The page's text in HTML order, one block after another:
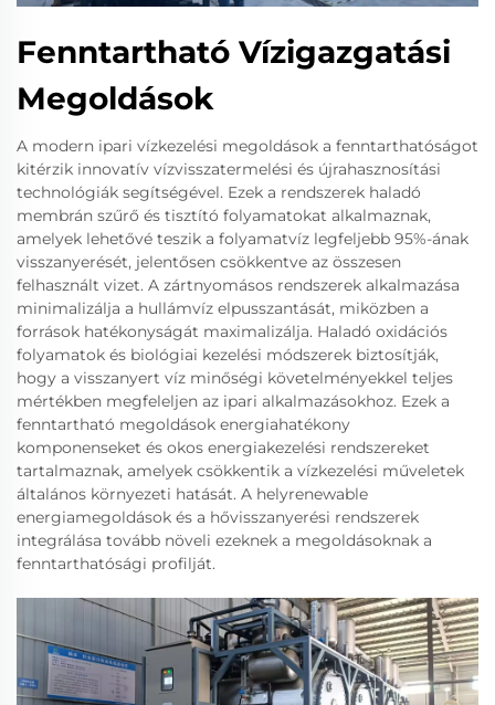
Fenntartható Vízigazgatási
Megoldások
A modern ipari vízkezelési megoldások a fenntarthatóságot
kitérzik innovatív vízvisszatermelési és újrahasznosítási
technológiák segítségével. Ezek a rendszerek haladó
membrán szűrő és tisztító folyamatokat alkalmaznak,
amelyek lehetővé teszik a folyamatvíz legfeljebb 95%-ának
visszanyerését, jelentősen csökkentve az összesen
felhasznált vizet. A zártnyomásos rendszerek alkalmazása
minimalizálja a hullámvíz elpusszantását, miközben a
források hatékonyságát maximalizálja. Haladó oxidációs
folyamatok és biológiai kezelési módszerek biztosítják,
hogy a visszanyert víz minőségi követelményekkel teljes
mértékben megfeleljen az ipari alkalmazásokhoz. Ezek a
fenntartható megoldások energiahatékony
komponenseket és okos energiakezelési rendszereket
tartalmaznak, amelyek csökkentik a vízkezelési műveletek
általános környezeti hatását. A helyrenewable
energiamegoldások és a hővisszanyerési rendszerek
integrálása tovább növeli ezeknek a megoldásoknak a
fenntarthatósági profilját.